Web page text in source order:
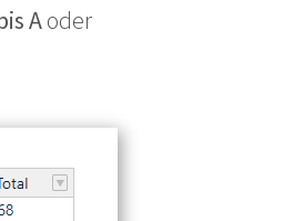
Aoder